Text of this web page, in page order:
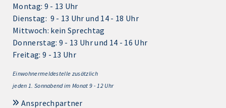
Montag: 9 - 13 Uhr
Dienstag: 9 - 13 Uhr und 14 - 18 Uhr
Mittwoch: kein Sprechtag
Donnerstag: 9 - 13 Uhr und 14 - 16 Uhr
Freitag: 9 - 13 Uhr
Einwohnermeldestelle zusätzlich
jeden 1. Sonnabend im Monat 9 - 12 Uhr
Ansprechpartner